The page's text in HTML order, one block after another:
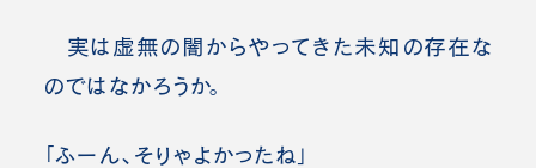
実は虚無の闇からやってきた未知の存在な
のではなかろうか。
「ふーん、そりゃよかったね」